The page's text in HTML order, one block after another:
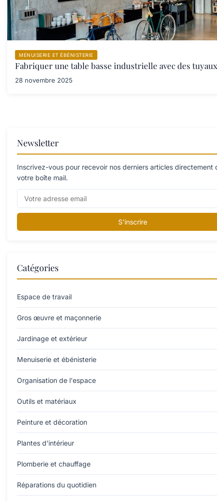
MENUISERIE ET ÉBÉNISTERIE
Fabriquer une table basse industrielle avec des tuyaux
28 novembre 2025
Newsletter
Inscrivez-vous pour recevoir nos derniers articles directement
votre boîte mail.
S'inscrire
Catégories
Espace de travail
Gros œuvre et maçonnerie
Jardinage et extérieur
Menuiserie et ébénisterie
Organisation de l'espace
Outils et matériaux
Peinture et décoration
Plantes d'intérieur
Plomberie et chauffage
Réparations du quotidien